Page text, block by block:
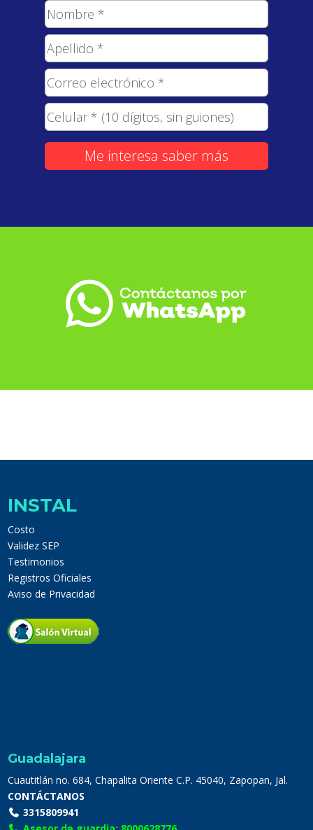
INSTAL
Costo
Validez SEP
Testimonios
Registros Oficiales
Aviso de Privacidad
Guadalajara
Cuautitlán no. 684, Chapalita Oriente C.P. 45040, Zapopan, Jal.
CONTÁCTANOS
3315809941